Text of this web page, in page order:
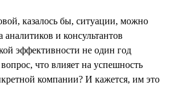
казалось бы, ситуации, можно
и консультантов
эффективности не один год
что влияет на успешность
компании? И кажется, им это